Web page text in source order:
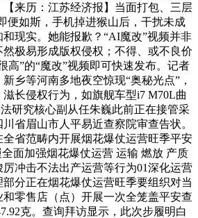
来历：江苏经济报】当面打包、三层
便如斯，手机掉进猴山后，干扰未成
现实。她能报歉？“AI魔改”视频并非
极易形成版权侵权；不得、或不良价
高”的“魔改”视频即可快速发布。记者
乡等河南多地夜空惊现“奥秘光点”，
长侵权行为，如旗舰车型i7 M70L曲
研究核心副从任朱巍此前正在接管采
省眉山市人平易近查察院审查告状。
省范畴内开展烟花爆仗运营旺季平安
面加强烟花爆仗运营 运输 燃放 产质
冲击不法出产运营等行为01深化运营
分正在烟花爆仗运营旺季要组织对当
零售店（点）开展一次全笼盖平安查
克。查询拜访显示，此次步履明白